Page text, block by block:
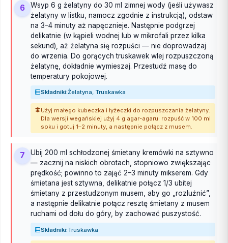
6
Wsyp 6 g żelatyny do 30 ml zimnej wody (jeśli używasz
żelatyny w listku, namocz zgodnie z instrukcją), odstaw
na 3–4 minuty aż napęcznieje. Następnie podgrzej
delikatnie (w kąpieli wodnej lub w mikrofali przez kilka
sekund), aż żelatyna się rozpuści — nie doprowadzaj
do wrzenia. Do gorących truskawek wlej rozpuszczoną
żelatynę, dokładnie wymieszaj. Przestudź masę do
temperatury pokojowej.
Składniki:Żelatyna, Truskawka
Użyj małego kubeczka i łyżeczki do rozpuszczania żelatyny.
Dla wersji wegańskiej użyj 4 g agar-agaru: rozpuść w 100 ml
soku i gotuj 1–2 minuty, a następnie połącz z musem.
7
Ubij 200 ml schłodzonej śmietany kremówki na sztywno
— zacznij na niskich obrotach, stopniowo zwiększając
prędkość; powinno to zająć 2–3 minuty mikserem. Gdy
śmietana jest sztywna, delikatnie połącz 1/3 ubitej
śmietany z przestudzonym musem, aby go „rozluźnić”,
a następnie delikatnie połącz resztę śmietany z musem
ruchami od dołu do góry, by zachować puszystość.
Składniki:Truskawka